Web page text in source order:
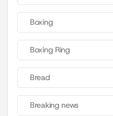
Boxing
Boxing Ring
Bread
Breaking news